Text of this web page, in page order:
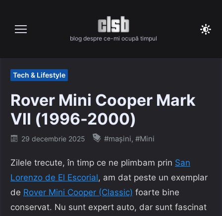
content
blog despre ce-mi ocupă timpul
Tech & Lifestyle
Rover Mini Cooper Mark
VII (1996-2000)
Posted
29 decembrie 2025 #mașini, #Mini
Zilele trecute, în timp ce ne plimbam prin San
Lorenzo de El Escorial, am dat peste un exemplar
de Rover Mini Cooper (Classic) foarte bine
conservat. Nu sunt expert auto, dar sunt fascinat